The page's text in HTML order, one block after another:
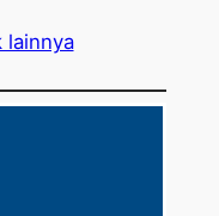
lainnya